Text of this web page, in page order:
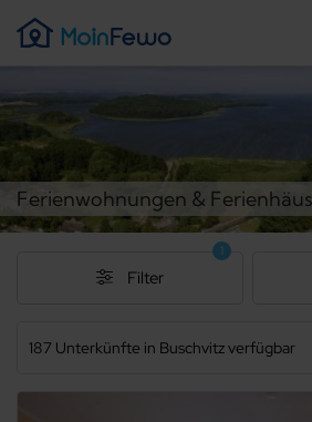
Ferienwohnungen &
187 Unterkünfte in Buschvitz verfügbar
Filter
1